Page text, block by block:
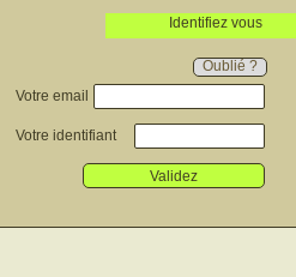
Identifiez vous
Oublié ?
Votre email
Votre identifiant
Validez